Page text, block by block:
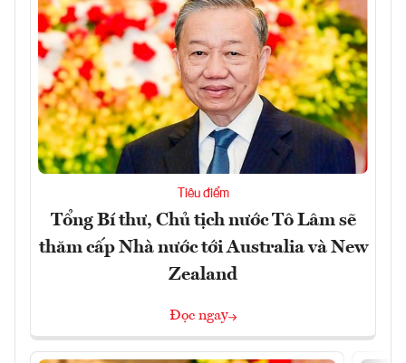
Tiêu điểm
Tổng Bí thư, Chủ tịch nước Tô Lâm sẽ
thăm cấp Nhà nước tới Australia và New
Zealand
Đọc ngay